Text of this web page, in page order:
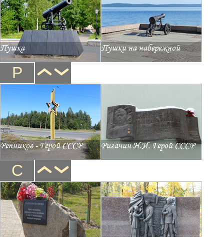
Пушка Пушки на набережной
Р
Репников - Герой СССР Ригачин Н.И. Герой СССР
С